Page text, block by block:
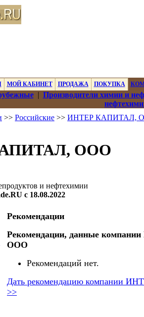
МОЙ КАБИНЕТ ПРОДАЖА ПОКУПКА
| Производители химии и
>> Российские >> ИНТЕР КАПИТАЛ,
ООО
и нефтехимии
с 18.08.2022
Рекомендации
Рекомендации, данные
ООО
Рекомендаций нет.
Дать рекомендацию компании
>>